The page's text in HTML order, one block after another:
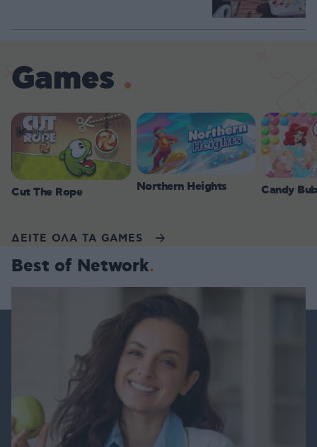
Games
Cut The Rope Northern Heights Candy
ΔΕΙΤΕ ΟΛΑ ΤΑ GAMES
Best of Network